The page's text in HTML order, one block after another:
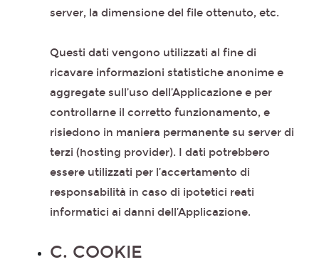
server, la dimensione del file ottenuto, etc.
Questi dati vengono utilizzati al fine di
ricavare informazioni statistiche anonime e
aggregate sull’uso dell’Applicazione e per
controllarne il corretto funzionamento, e
risiedono in maniera permanente su server di
terzi (hosting provider). I dati potrebbero
essere utilizzati per l’accertamento di
responsabilità in caso di ipotetici reati
informatici ai danni dell’Applicazione.
C. COOKIE